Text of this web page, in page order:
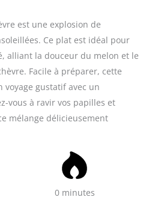
est une explosion de
Ce plat est idéal pour
alliant la douceur du melon et le
Facile à préparer, cette
voyage gustatif avec un
vous à ravir vos papilles et
mélange délicieusement
0 minutes